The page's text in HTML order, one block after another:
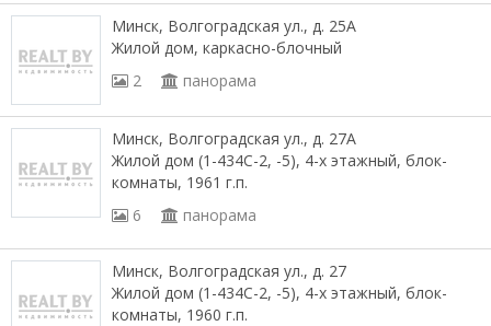
Минск, Волгоградская ул., д. 25А
Жилой дом, каркасно-блочный
2
панорама
Минск, Волгоградская ул., д. 27А
Жилой дом (1-434С-2, -5), 4-х этажный, блок-
комнаты, 1961 г.п.
6
панорама
Минск, Волгоградская ул., д. 27
Жилой дом (1-434С-2, -5), 4-х этажный, блок-
комнаты, 1960 г.п.